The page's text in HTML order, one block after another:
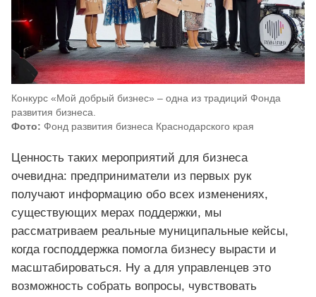
Конкурс «Мой добрый бизнес» – одна из традиций Фонда
развития бизнеса.
Фото: Фонд развития бизнеса Краснодарского края
Ценность таких мероприятий для бизнеса
очевидна: предприниматели из первых рук
получают информацию обо всех изменениях,
существующих мерах поддержки, мы
рассматриваем реальные муниципальные кейсы,
когда господдержка помогла бизнесу вырасти и
масштабироваться. Ну а для управленцев это
возможность собрать вопросы, чувствовать